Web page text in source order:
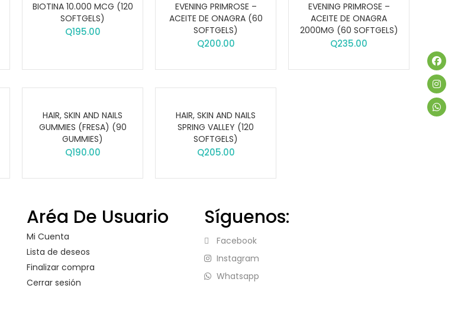
BIOTINA 10.000 MCG (120
SOFTGELS)
Q195.00
EVENING PRIMROSE –
ACEITE DE ONAGRA (60
SOFTGELS)
Q200.00
EVENING PRIMROSE –
ACEITE DE ONAGRA
2000MG (60 SOFTGELS)
Q235.00
HAIR, SKIN AND NAILS
GUMMIES (FRESA) (90
GUMMIES)
Q190.00
HAIR, SKIN AND NAILS
SPRING VALLEY (120
SOFTGELS)
Q205.00
Aréa De Usuario
Mi Cuenta
Lista de deseos
Finalizar compra
Cerrar sesión
Síguenos:
Facebook
Instagram
Whatsapp